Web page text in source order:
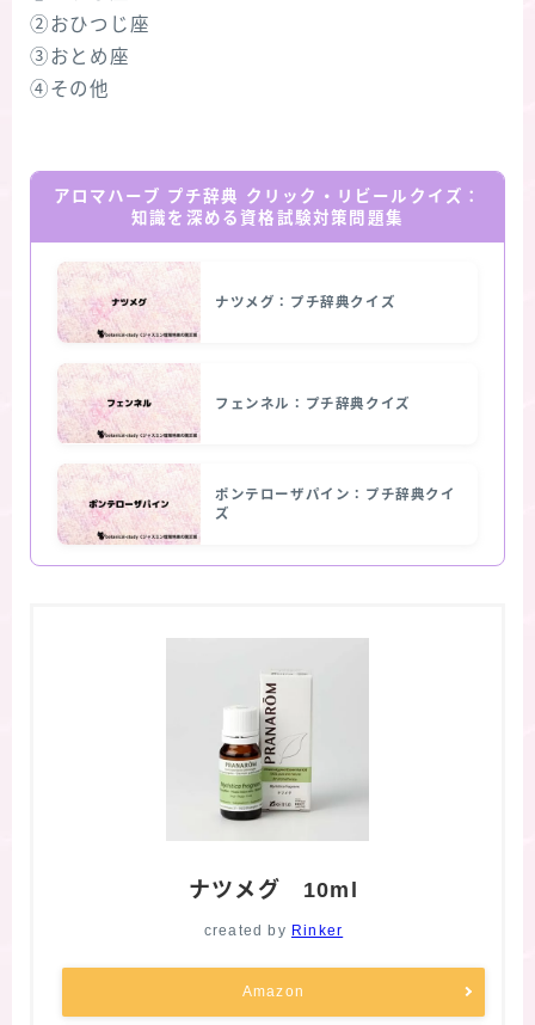
②おひつじ座
③おとめ座
④その他
アロマハーブ プチ辞典 クリック・リビールクイズ：
知識を深める資格試験対策問題集
ナツメグ：プチ辞典クイズ
フェンネル：プチ辞典クイズ
ポンテローザパイン：プチ辞典クイ
ズ
ナツメグ 10ml
created by Rinker
Amazon